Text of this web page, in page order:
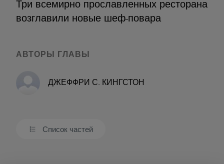
Три всемирно прославленных ресторана
возглавили новые шеф-повара
АВТОРЫ ГЛАВЫ
ДЖЕФФРИ С. КИНГСТОН
Список частей